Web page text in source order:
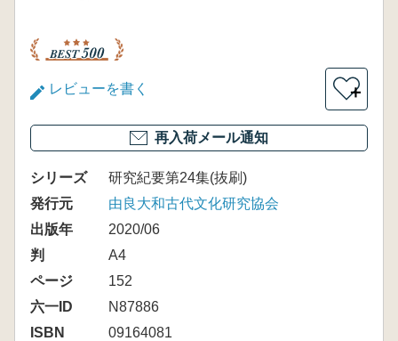
レビューを書く ＋
再入荷メール通知
シリーズ
研究紀要第24集(抜刷)
発行元
由良大和古代文化研究協会
出版年
2020/06
判
A4
ページ
152
六一ID
N87886
ISBN
09164081